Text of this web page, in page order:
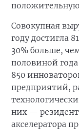
Совокупная
году достигла
30% больше,
половиной
850
предприятий,
них —
акселератора